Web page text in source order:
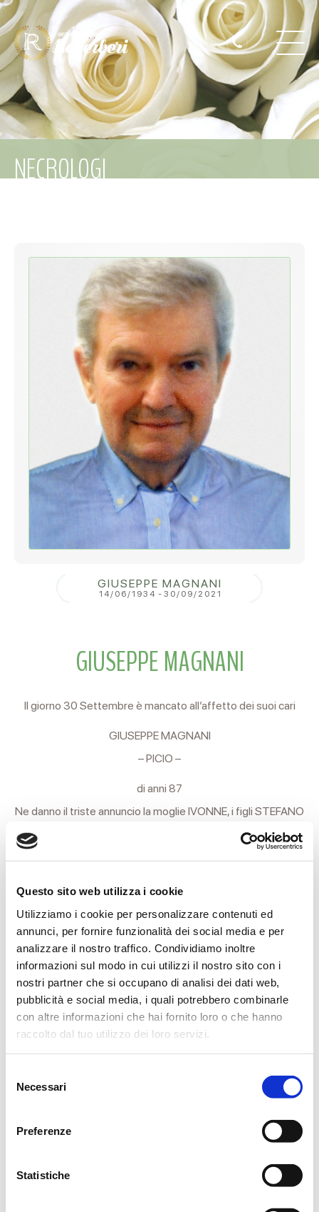
Questo sito web utilizza i cookie
Utilizziamo i cookie per personalizzare contenuti ed
annunci, per fornire funzionalità dei social media e per
analizzare il nostro traffico. Condividiamo inoltre
informazioni sul modo in cui utilizzi il nostro sito con i
nostri partner che si occupano di analisi dei dati web,
pubblicità e social media, i quali potrebbero combinarle
con altre informazioni che hai fornito loro o che hanno
raccolto dal tuo utilizzo dei loro servizi.
delNecessari
Preferenze
Statistiche
NECROLOGI
GIUSEPPE MAGNANI
14/06/1934 - 30/09/2021
GIUSEPPE MAGNANI
Il giorno 30 Settembre è mancato all’affetto dei suoi cari
GIUSEPPE MAGNANI
– PICIO –
di anni 87
Ne danno il triste annuncio la moglie IVONNE, i figli STEFANO
I funerali si svolgeranno Sabato 2 Ottobre c.m. partendo alle
ore 16 dalla Casa Funeraria Reverberi di Via Terezin, 21 per la
Chiesa parrocchiale di Villa Bagno. Al termine della funzione
religiosa si proseguirà in forma privata per l’ara crematoria.
Questa sera, Venerdì alle ore 20.30 presso la Chiesa di Villa
Bagno sarà recitato il S. Rosario.
Si ringraziano anticipatamente coloro che interverranno alla
cerimonia.